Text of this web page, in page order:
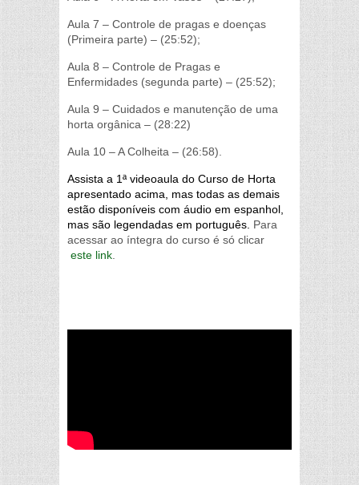
Aula 7 – Controle de pragas e doenças
(Primeira parte) – (25:52);
Aula 8 – Controle de Pragas e
Enfermidades (segunda parte) – (25:52);
Aula 9 – Cuidados e manutenção de uma
horta orgânica – (28:22)
Aula 10 – A Colheita – (26:58).
Assista a 1ª videoaula do Curso de Horta
apresentado acima, mas todas as demais
estão disponíveis com áudio em espanhol,
mas são legendadas em português. Para
acessar ao íntegra do curso é só clicar
este link.